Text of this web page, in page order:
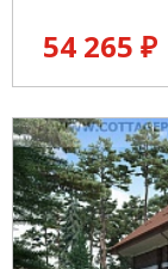
54 265 ₽